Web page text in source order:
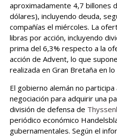
aproximadamente 4,7 billones
dólares), incluyendo deuda,
compañías el miércoles. La
libras por acción, incluyendo
prima del 6,3% respecto a la
acción de Advent, lo que
realizada en Gran Bretaña en
El gobierno alemán no
negociación para adquirir una
división de defensa de
periódico económico
gubernamentales. Según el